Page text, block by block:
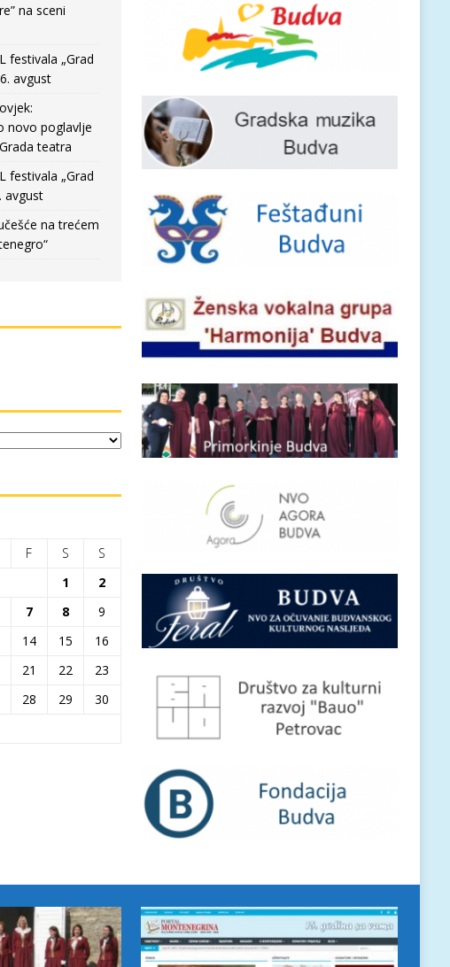
na sceni
festivala „Grad
avgust
novo poglavlje
teatra
festivala „Grad
avgust
na trećem
F S
S
1
2
7 8
9
14 15
16
21 22
23
28 29
30